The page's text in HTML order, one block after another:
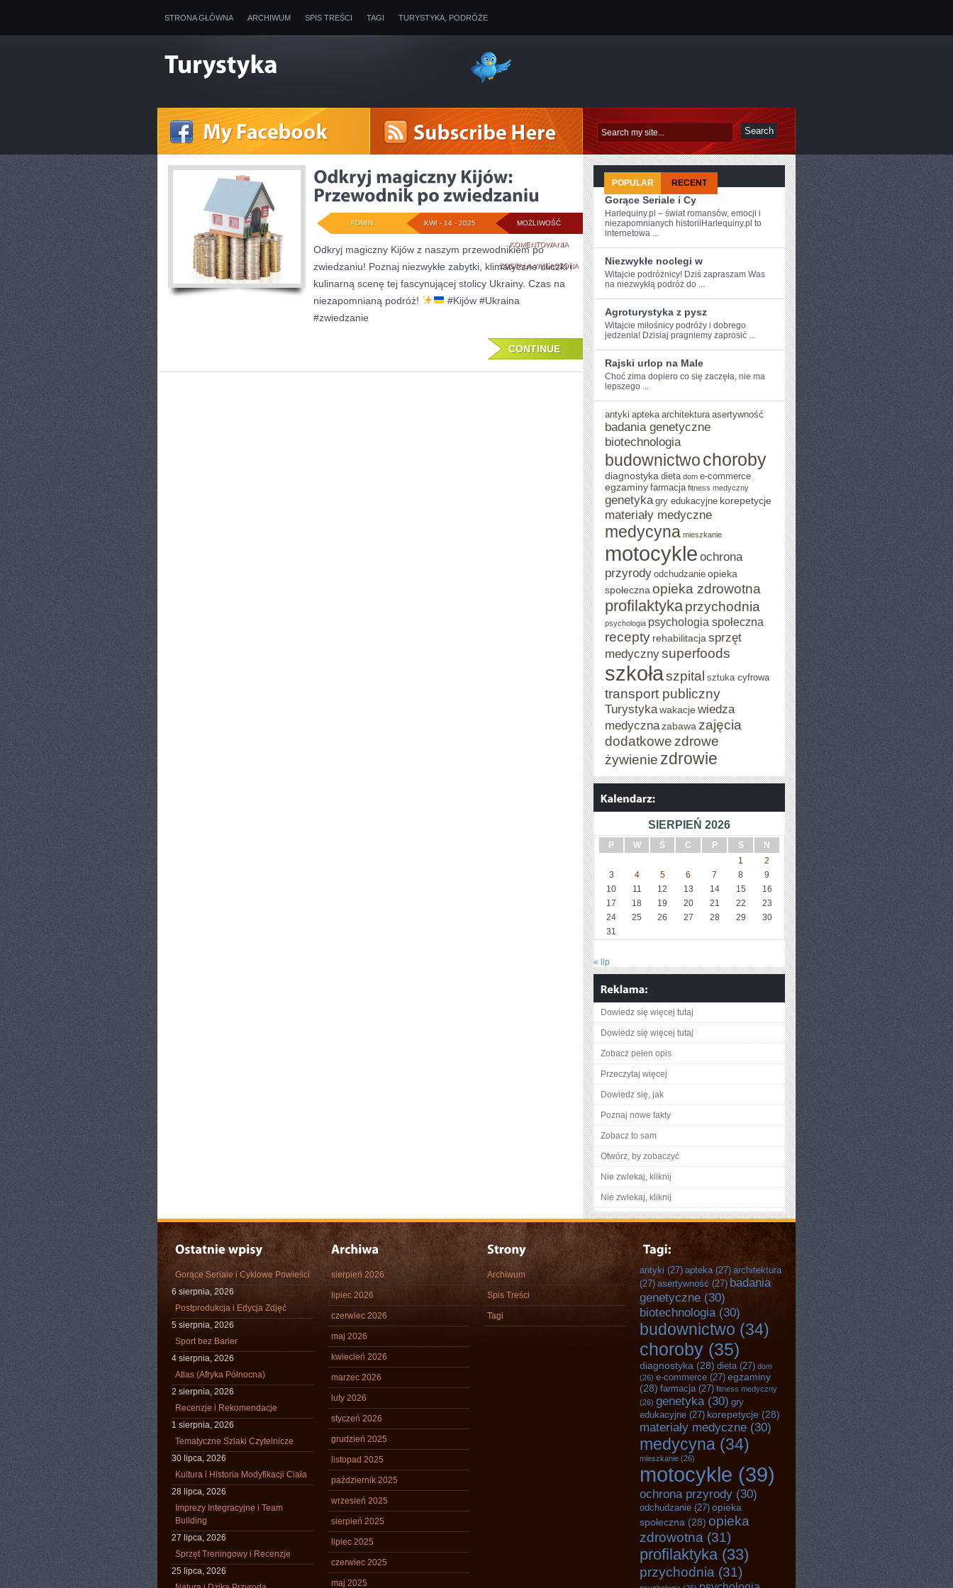
STRONA GŁÓWNA ARCHIWUM SPIS TREŚCI TAGI TURYSTYKA, PODRÓŻE
MOŻLIWOŚĆ
KOMENTOWANIAODKRYJ
MAGICZNY
KIJÓW:
PRZEWODNIK
ZWIEDZANIU
ZOSTAŁA WYŁĄCZONA
KWI - 14 - 2025
ADMIN
Odkryj magiczny Kijów z naszym przewodnikiem po
zwiedzaniu! Poznaj niezwykłe zabytki, klimatyczne uliczki i
kulinarną scenę tej fascynującej stolicy Ukrainy. Czas na
niezapomnianą podróż!
#Kijów #Ukraina
#zwiedzanie
CONTINUE
POPULAR RECENT
Gorące Seriale i Cy
Harlequiny.pl – świat romansów, emocji i
niezapomnianych historiiHarlequiny.pl to
internetowa ...
Niezwykłe noclegi w
Witajcie podróżnicy! Dziś zapraszam Was
na niezwykłą podróż do ...
Agroturystyka z pysz
Witajcie ⁤miłośnicy podróży i dobrego
jedzenia! Dzisiaj pragniemy zaprosić ...
Rajski urlop na Male
Choć zima dopiero co się zaczęła, nie ma
lepszego ...
antyki apteka architektura asertywność
badania genetyczne
biotechnologia
budownictwochoroby
diagnostyka dieta dom e-commerce
egzaminy farmacja fitness medyczny
genetyka gry edukacyjne korepetycje
materiały medyczne
medycyna mieszkanie
motocykle ochrona
przyrody odchudzanie opieka
społeczna opieka zdrowotna
profilaktykaprzychodnia
psychologia psychologia społeczna
recepty rehabilitacja sprzęt
medycznysuperfoods
szkołaszpital sztuka cyfrowa
transport publiczny
Turystykawakacjewiedza
medycznazabawa zajęcia
dodatkowe zdrowe
żywienie zdrowie
SIERPIEŃ 2026
P W Ś C P S
N
1
2
3
4 5 6 7 8
9
10
11 12 13 14 15
16
17
18 19 20 21 22
23
24
25 26 27 28 29
30
31
« lip
Dowiedz się więcej tutaj
Dowiedz się więcej tutaj
Zobacz pełen opis
Przeczytaj więcej
Dowiedz się, jak
Poznaj nowe fakty
Zobacz to sam
Otwórz, by zobaczyć
Nie zwlekaj, kliknij
Nie zwlekaj, kliknij
Gorące Seriale i Cyklowe Powieści
6 sierpnia, 2026
Postprodukcja i Edycja Zdjęć
5 sierpnia, 2026
Sport bez Barier
4 sierpnia, 2026
Atlas (Afryka Północna)
2 sierpnia, 2026
Recenzje i Rekomendacje
1 sierpnia, 2026
Tematyczne Szlaki Czytelnicze
30 lipca, 2026
Kultura i Historia Modyfikacji Ciała
28 lipca, 2026
Imprezy Integracyjne i Team
Building
27 lipca, 2026
Sprzęt Treningowy i Recenzje
25 lipca, 2026
sierpień 2026
lipiec 2026
czerwiec 2026
maj 2026
kwiecień 2026
marzec 2026
luty 2026
styczeń 2026
grudzień 2025
listopad 2025
październik 2025
wrzesień 2025
sierpień 2025
lipiec 2025
czerwiec 2025
maj 2025
Archiwum
Spis Treści
Tagi
antyki (27) apteka(27) architektura
(27) asertywność (27) badania
genetyczne (30)
biotechnologia(30)
budownictwo (34)
choroby (35)
diagnostyka (28) dieta(27) dom
(26) e-commerce (27) egzaminy
(28) farmacja(27) fitness medyczny
(26) genetyka(30) gry
edukacyjne (27) korepetycje (28)
materiały medyczne (30)
medycyna (34)
mieszkanie (26)
motocykle (39)
ochrona przyrody (30)
odchudzanie (27) opieka
społeczna (28) opieka
zdrowotna (31)
profilaktyka(33)
przychodnia (31)